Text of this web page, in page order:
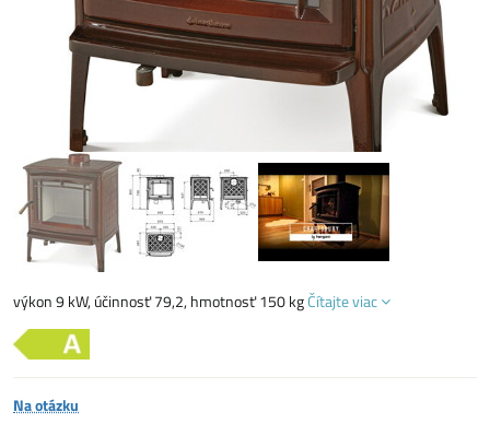
výkon 9 kW, účinnosť 79,2, hmotnosť 150 kgČítajte viac
Na otázku